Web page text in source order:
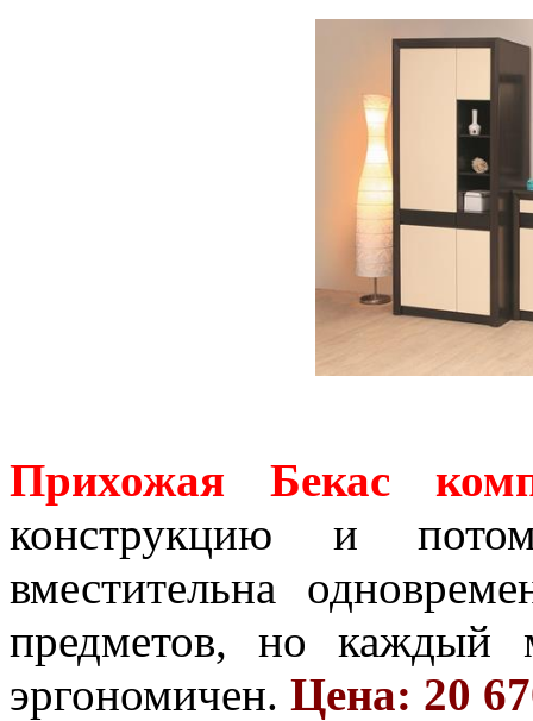
Прихожая Бекас
конструкцию и
вместительна
предметов, но каждый
эргономичен. Цена: 20